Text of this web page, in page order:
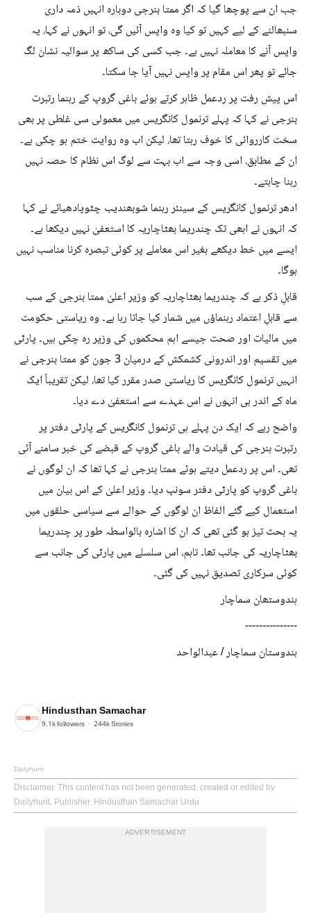
جب ان سے پوچھا گیا کہ اگر ممتا بنرجی دوبارہ انہیں ذمہ داری
سنبھالنے کے لیے کہیں تو کیا وہ واپس آئیں گی، تو انہوں نے کہا، یہ
واپس آنے کا معاملہ نہیں ہے۔ جب کسی کی ساکھ پر سوالیہ نشان لگ
جائے تو پھر اس مقام پر واپس نہیں آیا جا سکتا۔
اس پیش رفت پر ردعمل ظاہر کرتے ہوئے باغی گروپ کے رہنما رتبرت
بنرجی نے کہا کہ پہلے ترنمول کانگریس میں معمولی سی غلطی پر بھی
سخت کارروائی کا خوف رہتا تھا، لیکن اب وہ روایت ختم ہو چکی ہے۔
ان کے مطابق، اسی وجہ سے اب بہت سے لوگ اس نظام کا حصہ نہیں
رہنا چاہتے۔
ادھر ترنمول کانگریس کے سینئر رہنما شوبھندیب چٹوپادھیائے نے کہا
کہ انہوں نے ابھی تک چندریما بھٹاچاریہ کا استعفیٰ نہیں دیکھا ہے۔
ایسے میں خط دیکھے بغیر اس معاملے پر کوئی تبصرہ کرنا مناسب نہیں
ہوگا۔
قابلِ ذکر ہے کہ چندریما بھٹاچاریہ کو وزیر اعلیٰ ممتا بنرجی کے سب
سے قابلِ اعتماد رہنماؤں میں شمار کیا جاتا رہا ہے۔ وہ ریاستی حکومت
میں مالیات اور صحت جیسے اہم محکموں کی وزیر رہ چکی ہیں۔ پارٹی
میں تقسیم اور اندرونی کشمکش کے درمیان 3 جون کو ممتا بنرجی نے
انہیں ترنمول کانگریس کا ریاستی صدر مقرر کیا تھا، لیکن تقریباً ایک
ماہ کے اندر ہی انہوں نے اس عہدے سے استعفیٰ دے دیا۔
واضح رہے کہ ایک دن پہلے ہی ترنمول کانگریس کے پارٹی دفتر پر
رتبرت بنرجی کی قیادت والے باغی گروپ کے قبضے کی خبر سامنے آئی
تھی۔ اس پر ردعمل دیتے ہوئے ممتا بنرجی نے کہا تھا کہ ان لوگوں نے
باغی گروپ کو پارٹی دفتر سونپ دیا۔ وزیر اعلیٰ کے اس بیان میں
استعمال کیے گئے الفاظ ان لوگوں کے حوالے سے سیاسی حلقوں میں
یہ بحث تیز ہو گئی تھی کہ ان کا اشارہ بالواسطہ طور پر چندریما
بھٹاچاریہ کی جانب تھا۔ تاہم، اس سلسلے میں پارٹی کی جانب سے
کوئی سرکاری تصدیق نہیں کی گئی۔
ہندوستھان سماچار
---------------
ہندوستان سماچار / عبدالواحد
Hindusthan Samachar
9.1kfollowers 244kStories
Dailyhunt
Disclaimer: This content has not been generated, created or edited by
Dailyhunt. Publisher: Hindusthan Samachar Urdu
ADVERTISEMENT